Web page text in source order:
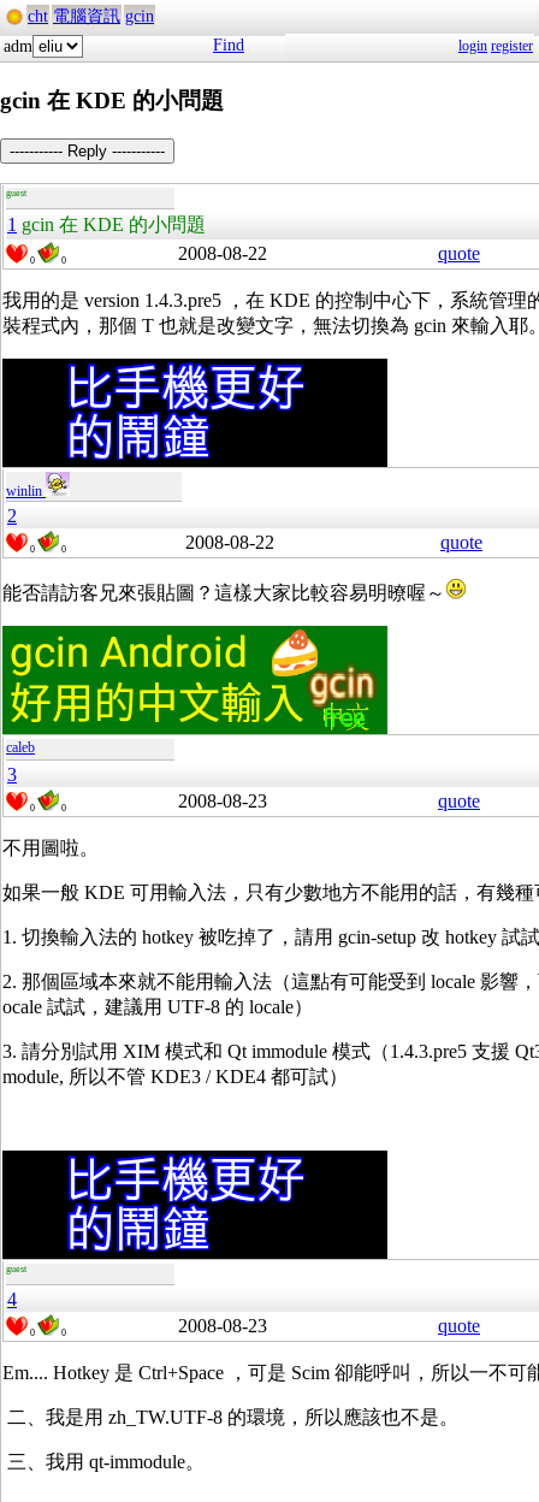
cht 電腦資訊 gcin
adm
Find login register
gcin 在 KDE 的小問題
----------- Reply -----------
guest
1 gcin 在 KDE 的小問題
0 0 2008-08-22 quote
我用的是 version 1.4.3.pre5 ，在 KDE 的控制中心下，系統管理
裝程式內，那個 T 也就是改變文字，無法切換為 gcin 來輸入耶
winlin
2
0 0 2008-08-22 quote
能否請訪客兄來張貼圖？這樣大家比較容易明暸喔～
caleb
3
0 0 2008-08-23 quote
不用圖啦。
如果一般 KDE 可用輸入法，只有少數地方不能用的話，有幾種
1. 切換輸入法的 hotkey 被吃掉了，請用 gcin-setup 改 hotkey 試試
2. 那個區域本來就不能用輸入法（這點有可能受到 locale 影響
ocale 試試，建議用 UTF-8 的 locale）
3. 請分別試用 XIM 模式和 Qt immodule 模式（1.4.3.pre5 支援
module, 所以不管 KDE3 / KDE4 都可試）
guest
4
0 0 2008-08-23 quote
Em.... Hotkey 是 Ctrl+Space ，可是 Scim 卻能呼叫，所以一不可
二、我是用 zh_TW.UTF-8 的環境，所以應該也不是。
三、我用 qt-immodule。